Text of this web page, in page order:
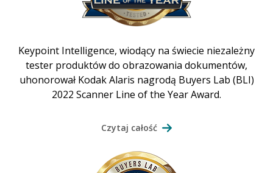
Keypoint Intelligence, wiodący na świecie niezależny
tester produktów do obrazowania dokumentów,
uhonorował Kodak Alaris nagrodą Buyers Lab (BLI)
2022 Scanner Line of the Year Award.
Czytaj całość